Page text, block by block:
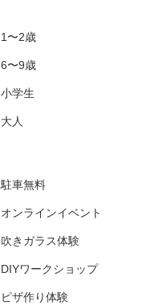
1〜2歳
6〜9歳
小学生
大人
駐車無料
オンラインイベント
吹きガラス体験
DIYワークショップ
ピザ作り体験